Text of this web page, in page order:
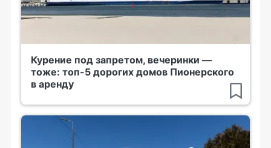
Курение под запретом, вечеринки —
тоже: топ-5 дорогих домов Пионерского
в аренду